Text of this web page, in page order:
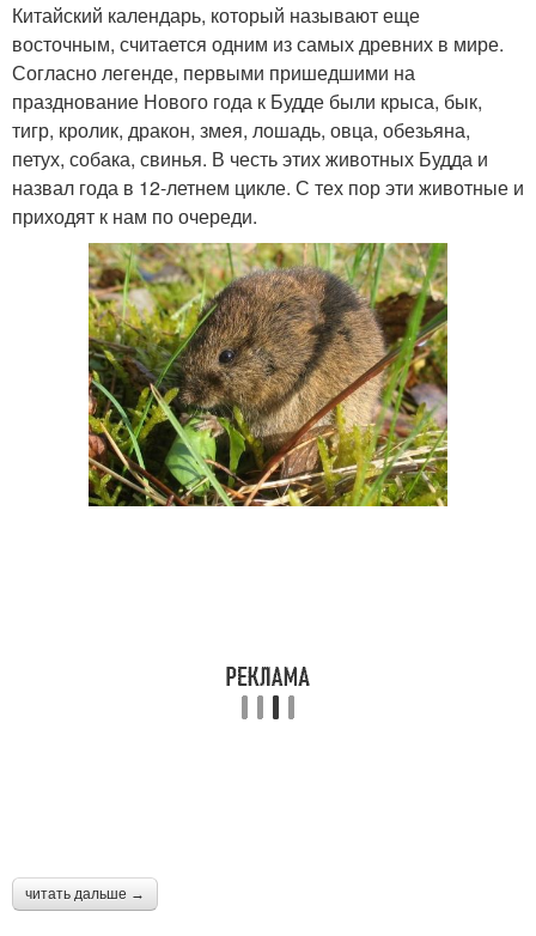
Китайский календарь, который называют еще
восточным, считается одним из самых древних в мире.
Согласно легенде, первыми пришедшими на
празднование Нового года к Будде были крыса, бык,
тигр, кролик, дракон, змея, лошадь, овца, обезьяна,
петух, собака, свинья. В честь этих животных Будда и
назвал года в 12-летнем цикле. С тех пор эти животные и
приходят к нам по очереди.
читать дальше →